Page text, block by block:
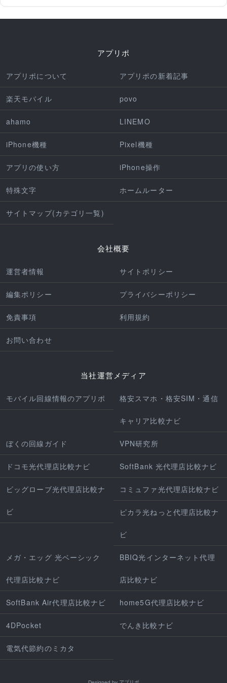
アプリポ
アプリポについて アプリポの新着記事
楽天モバイル povo
ahamo LINEMO
iPhone機種 Pixel機種
アプリの使い方 iPhone操作
特殊文字 ホームルーター
サイトマップ(カテゴリ一覧)
会社概要
運営者情報 サイトポリシー
編集ポリシー プライバシーポリシー
免責事項 利用規約
お問い合わせ
当社運営メディア
モバイル回線情報のアプリポ 格安スマホ・格安SIM・通信
キャリア比較ナビ
ぼくの回線ガイド VPN研究所
ドコモ光代理店比較ナビ SoftBank 光代理店比較ナビ
ビッグローブ光代理店比較ナ
ビ
コミュファ光代理店比較ナビ
ピカラ光ねっと代理店比較ナ
ビ
メガ・エッグ 光ベーシック
代理店比較ナビ
BBIQ光インターネット代理
店比較ナビ
SoftBank Air代理店比較ナビ home5G代理店比較ナビ
4DPocket でんき比較ナビ
電気代節約のミカタ